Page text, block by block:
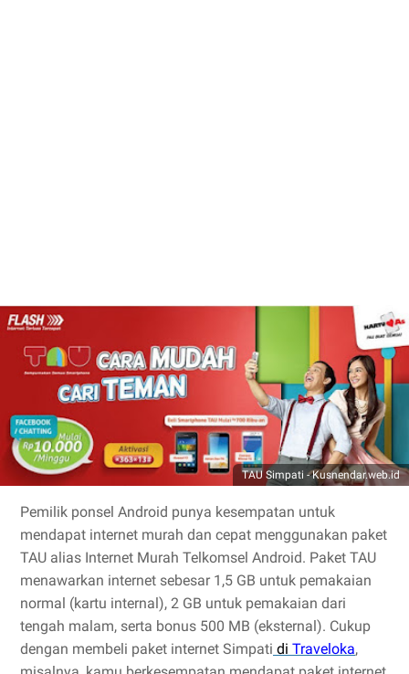
TAU Simpati - Kusnendar.web.id
Pemilik ponsel Android punya kesempatan untuk
mendapat internet murah dan cepat menggunakan paket
TAU alias Internet Murah Telkomsel Android. Paket TAU
menawarkan internet sebesar 1,5 GB untuk pemakaian
normal (kartu internal), 2 GB untuk pemakaian dari
tengah malam, serta bonus 500 MB (eksternal). Cukup
dengan membeli paket internet Simpati di Traveloka,